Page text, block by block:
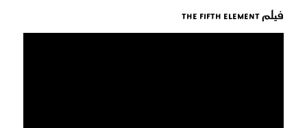
فيلم The Fifth Element